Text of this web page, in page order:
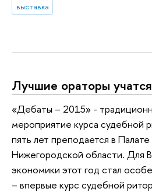
выставка
Лучшие ораторы
«Дебаты – 2015» -
мероприятие курса судебной
пять лет преподается в Палате
Нижегородской области. Для
экономики этот год стал
– впервые курс судебной